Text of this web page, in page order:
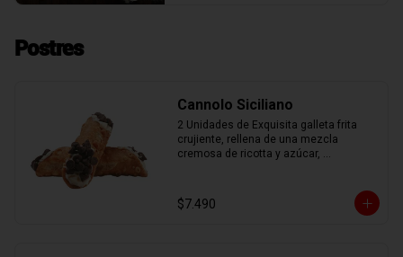
Postres
Cannolo Siciliano
2 Unidades de Exquisita galleta frita
crujiente, rellena de una mezcla
cremosa de ricotta y azúcar,
$7.490